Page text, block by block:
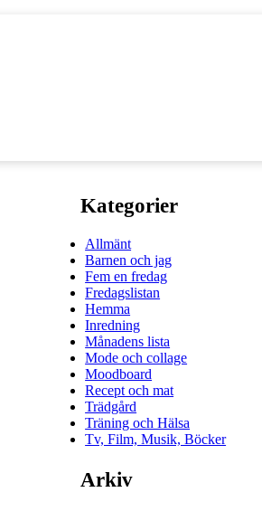
Kategorier
Allmänt
Barnen och jag
Fem en fredag
Fredagslistan
Hemma
Inredning
Månadens lista
Mode och collage
Moodboard
Recept och mat
Trädgård
Träning och Hälsa
Tv, Film, Musik, Böcker
Arkiv